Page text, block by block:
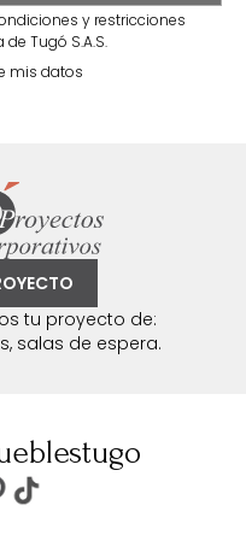
y restricciones
Tugó S.A.S.
mis datos
tu proyecto de:
salas de espera.